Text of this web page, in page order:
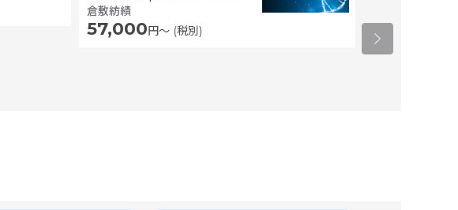
倉敷紡績
57,000円〜 (税別) 倉敷紡績